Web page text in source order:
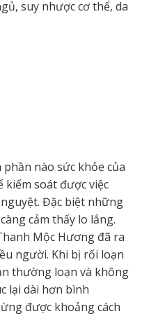
suy nhược cơ thể, da
nào sức khỏe của
kiểm soát được việc
Đặc biệt những
cảm thấy lo lắng.
Mộc Hương đã ra
người. Khi bị rối loạn
thường loạn và không
lại dài hơn bình
được khoảng cách